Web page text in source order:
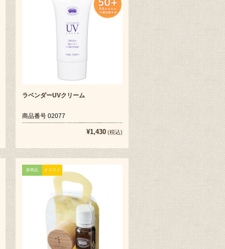
ラベンダーUVクリーム
商品番号 02077
¥1,430 (税込)
新商品 オススメ